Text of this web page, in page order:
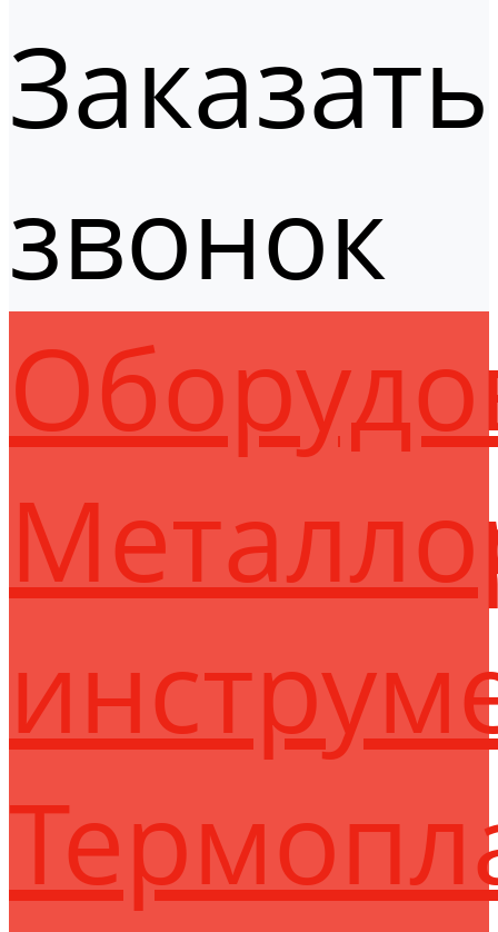
Заказать
звонок